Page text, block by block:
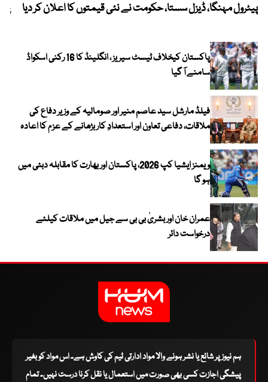
پیٹرول مہنگا، ڈیزل سستا، حکومت نے نئی قیمتوں کا اعلان کر دیا
پاکستان کیخلاف ٹیسٹ سیریز ، انگلینڈ کا 16 رکنی اسکواڈ
سامنے آ گیا
فیلڈ مارشل سید عاصم منیر اور صومالیہ کے وزیر دفاع کی
ملاقات، دفاعی تعاون اور استعدادِ کار بڑھانے کے عزم کا اعادہ
ویمنز ایشیا کپ 2026، پاکستان اور بھارت کا مقابلہ دبئی میں
ہو گا
عمران خان اور بشریٰ بی بی سے جیل میں ملاقات کیلئے
درخواست دائر
ہم نیوز پر شائع یا نشر ہونے والا مواد ادارتی ٹیم کی کاوش ہے۔ اس مواد کو بغیر
پیشگی اجازت کسی بھی صورت میں استعمال یا نقل کرنا درست نہیں۔ تمام